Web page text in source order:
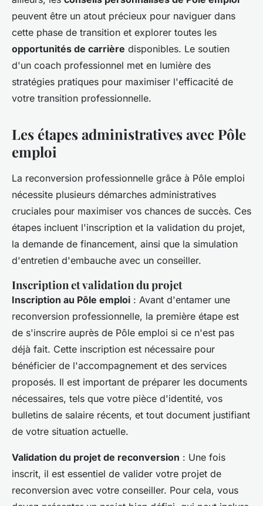
peuvent être un atout précieux pour naviguer dans
cette phase de transition et explorer toutes les
opportunités de carrière disponibles. Le soutien
d'un coach professionnel met en lumière des
stratégies pratiques pour maximiser l'efficacité de
votre transition professionnelle.
Les étapes administratives avec Pôle
emploi
La reconversion professionnelle grâce à Pôle emploi
nécessite plusieurs démarches administratives
cruciales pour maximiser vos chances de succès. Ces
étapes incluent l'inscription et la validation du projet,
la demande de financement, ainsi que la simulation
d'entretien d'embauche avec un conseiller.
Inscription et validation du projet
Inscription au Pôle emploi : Avant d'entamer une
reconversion professionnelle, la première étape est
de s'inscrire auprès de Pôle emploi si ce n'est pas
déjà fait. Cette inscription est nécessaire pour
bénéficier de l'accompagnement et des services
proposés. Il est important de préparer les documents
nécessaires, tels que votre pièce d'identité, vos
bulletins de salaire récents, et tout document justifiant
de votre situation actuelle.
Validation du projet de reconversion : Une fois
inscrit, il est essentiel de valider votre projet de
reconversion avec votre conseiller. Pour cela, vous